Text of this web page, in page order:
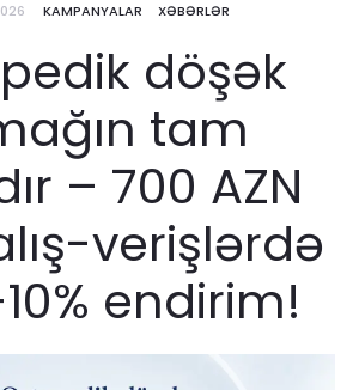
KAMPANYALAR XƏBƏRLƏR
döşək
tam
– 700 AZN
verişlərdə
endirim!